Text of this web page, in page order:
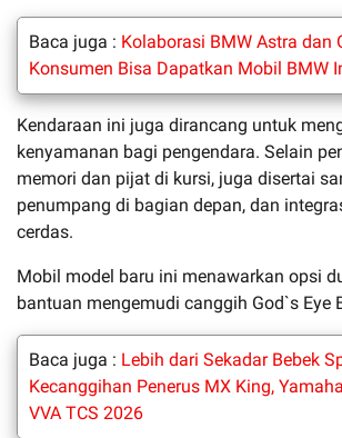
Baca juga : Kolaborasi BMW Astra dan
Konsumen Bisa Dapatkan Mobil BMW
Kendaraan ini juga dirancang untuk
kenyamanan bagi pengendara. Selain
memori dan pijat di kursi, juga disertai
penumpang di bagian depan, dan
cerdas.
Mobil model baru ini menawarkan opsi
bantuan mengemudi canggih God`s Eye
Baca juga : Lebih dari Sekadar Bebek
Kecanggihan Penerus MX King,
VVA TCS 2026